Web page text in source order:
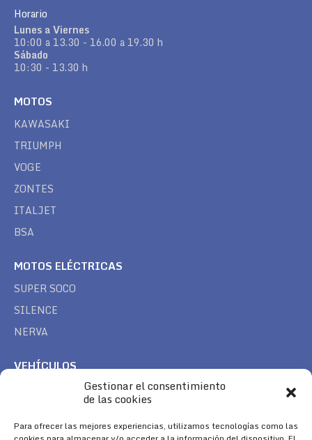
Gestionar el consentimiento
de las cookies
Para ofrecer las mejores experiencias, utilizamos tecnologías como las
Horario
Lunes a Viernes
10:00 a 13.30 - 16.00 a 19.30 h
Sábado
10:30 - 13.30 h
MOTOS
KAWASAKI
TRIUMPH
VOGE
ZONTES
ITALJET
BSA
MOTOS ELÉCTRICAS
SUPER SOCO
SILENCE
NERVA
VEHÍCULOS
TREK